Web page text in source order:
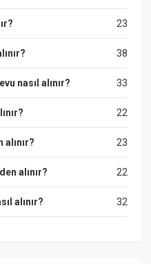
23
38
33
nasıl alınır?
22
23
22
alınır?
32
alınır?